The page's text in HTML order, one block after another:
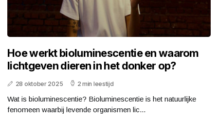
Hoe werkt bioluminescentie en waarom
lichtgeven dieren in het donker op?
28 oktober 2025 2 min leestijd
Wat is bioluminescentie? Bioluminescentie is het natuurlijke
fenomeen waarbij levende organismen lic...